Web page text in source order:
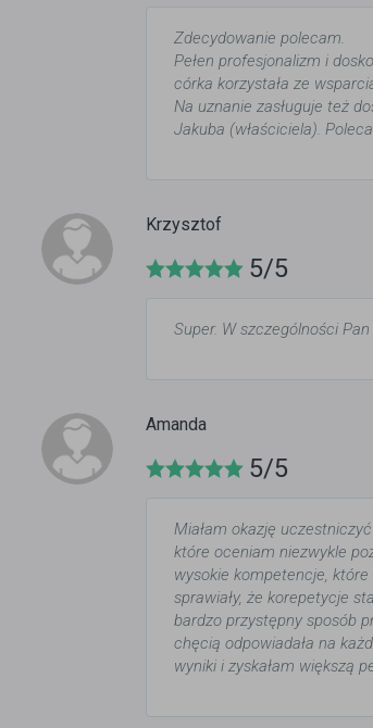
Zdecydowanie polecam.
Pełen profesjonalizm i
córka korzystała ze
Na uznanie zasługuje też
Jakuba (właściciela).
Krzysztof
5/5
Super. W szczególności
Amanda
5/5
Miałam okazję
które oceniam niezwykle
wysokie kompetencje,
sprawiały, że korepetycje
bardzo przystępny sposób
chęcią odpowiadała na
wyniki i zyskałam większą